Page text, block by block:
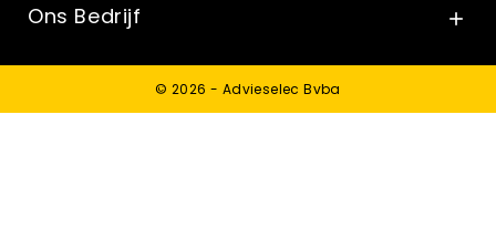
Ons Bedrijf 
© 2026 - Advieselec Bvba